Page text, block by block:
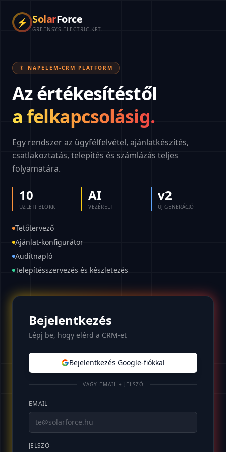
⚡ SolarForce
GREENSYS ELECTRIC KFT.
☀️ NAPELEM-CRM PLATFORM
Az értékesítéstől
a felkapcsolásig.
Egy rendszer az ügyfélfelvétel, ajánlatkészítés,
csatlakoztatás, telepítés és számlázás teljes
folyamatára.
10
ÜZLETI BLOKK
AI
VEZÉRELT
v2
ÚJ GENERÁCIÓ
Tetőtervező
Ajánlat-konfigurátor
Auditnapló
Telepítésszervezés és készletezés
Bejelentkezés
Lépj be, hogy elérd a CRM-et
Bejelentkezés Google-fiókkal
VAGY EMAIL + JELSZÓ
EMAIL
JELSZÓ